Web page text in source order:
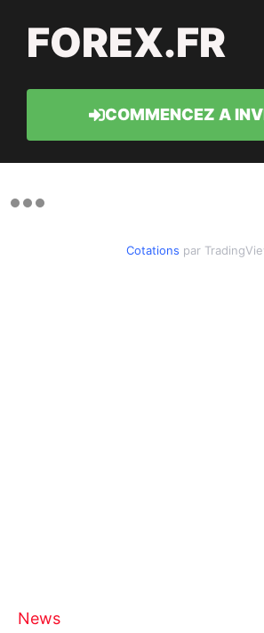
FOREX.FR
COMMENCEZ A
Cotations par
News